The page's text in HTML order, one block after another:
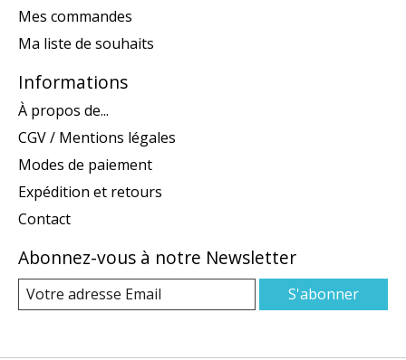
Mes commandes
Ma liste de souhaits
Informations
À propos de...
CGV / Mentions légales
Modes de paiement
Expédition et retours
Contact
Abonnez-vous à notre Newsletter
S'abonner